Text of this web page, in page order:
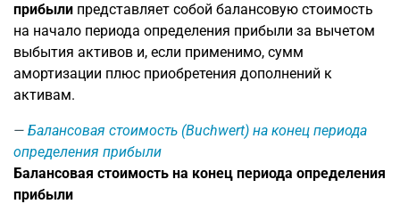
прибыли представляет собой балансовую стоимость
на начало периода определения прибыли за вычетом
выбытия активов и, если применимо, сумм
амортизации плюс приобретения дополнений к
активам.
Балансовая стоимость (Buchwert) на конец периода
определения прибыли
Балансовая стоимость на конец периода определения
прибыли